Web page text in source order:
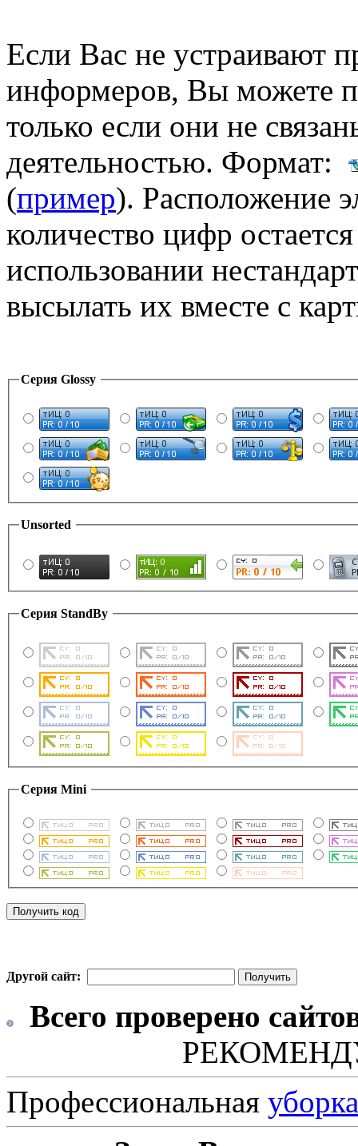
Если Вас не устраивают
информеров, Вы можете
только если они не
деятельностью. Формат:
(пример). Расположение
количество цифр
использовании
высылать их вместе с
Серия Glossy
Unsorted
Серия StandBy
Серия Mini
Другой сайт:
Всего проверено
Профессиональная уборка